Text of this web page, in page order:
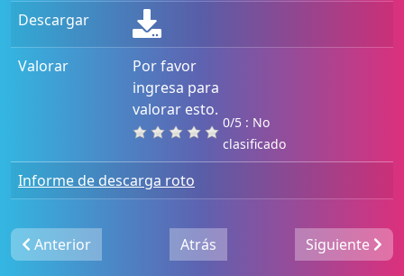
Descargar
Valorar
Por favor
ingresa para
valorar esto.
0/5 : No
clasificado
Informe de descarga roto
Anterior Atrás Siguiente